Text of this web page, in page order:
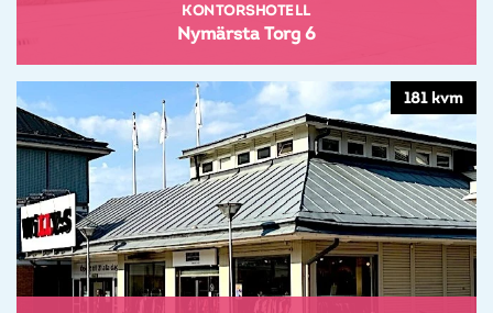
KONTORSHOTELL
Nymärsta Torg 6
181 kvm